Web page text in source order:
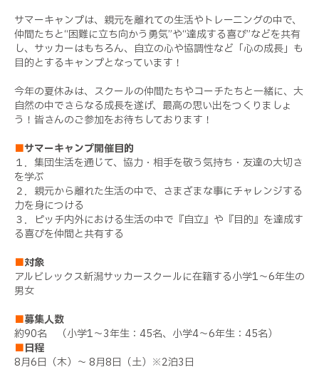
サマーキャンプは、親元を離れての生活やトレーニングの中で、
仲間たちと“困難に立ち向かう勇気”や“達成する喜び”などを共有
し、サッカーはもちろん、自立の心や協調性など「心の成長」も
目的とするキャンプとなっています！
今年の夏休みは、スクールの仲間たちやコーチたちと一緒に、大
自然の中でさらなる成長を遂げ、最高の思い出をつくりましょ
う！皆さんのご参加をお待ちしております！
■サマーキャンプ開催目的
１．集団生活を通じて、協力・相手を敬う気持ち・友達の大切さ
を学ぶ
２．親元から離れた生活の中で、さまざまな事にチャレンジする
力を身につける
３．ピッチ内外における生活の中で『自立』や『目的』を達成す
る喜びを仲間と共有する
■対象
アルビレックス新潟サッカースクールに在籍する小学1～6年生の
男女
■募集人数
約90名 （小学1～3年生：45名、小学4～6年生：45名）
■日程
8月6日（木）～ 8月8日（土）※2泊3日